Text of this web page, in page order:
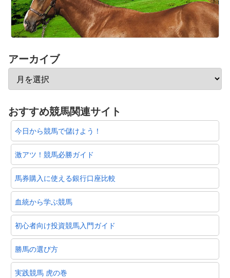
アーカイブ
おすすめ競馬関連サイト
今日から競馬で儲けよう！
激アツ！競馬必勝ガイド
馬券購入に使える銀行口座比較
血統から学ぶ競馬
初心者向け投資競馬入門ガイド
勝馬の選び方
実践競馬 虎の巻